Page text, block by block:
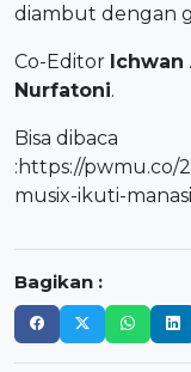
diambut dengan
Co-Editor Ichwan
Nurfatoni.
Bisa dibaca
: https://pwmu.co/
musix-ikuti-
Bagikan :